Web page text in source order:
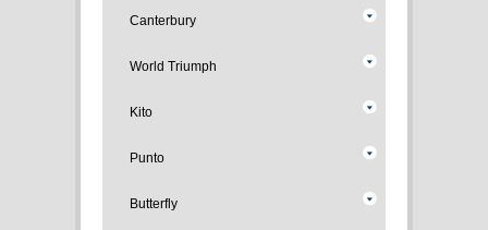
Canterbury
World Triumph
Kito
Punto
Butterfly